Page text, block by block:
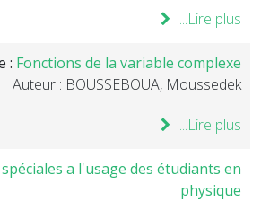
Lire plus...
: Fonctions de la variable complexe
Auteur : BOUSSEBOUA, Moussedek
Lire plus...
a l'usage des étudiants en
physique